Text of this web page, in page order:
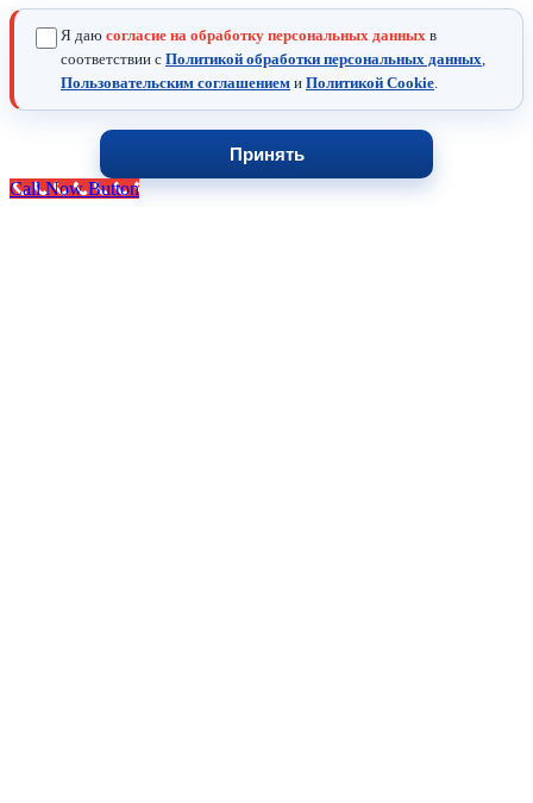
Я даю согласие на обработку персональных данных в
соответствии с Политикой обработки персональных данных
Пользовательским соглашением и Политикой Cookie
Принять
Call Now Button